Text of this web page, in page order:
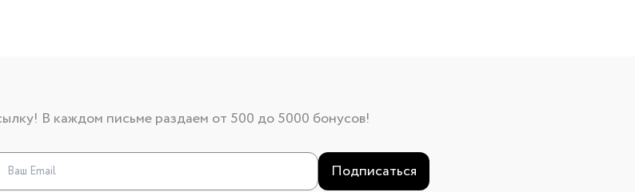
В каждом письме раздаем от 500 до 5000 бонусов!
Подписаться